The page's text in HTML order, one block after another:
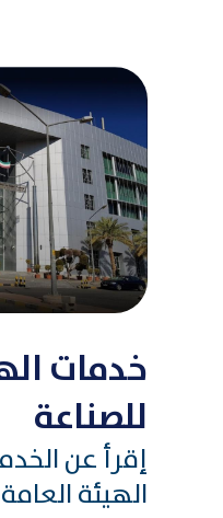
خدمات
للصناعة
إقرأ عن
الهيئة